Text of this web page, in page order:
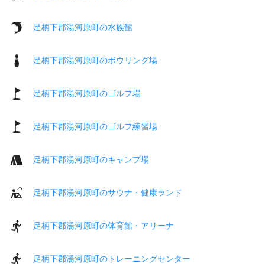
足柄下郡湯河原町の水族館
足柄下郡湯河原町のボウリング場
足柄下郡湯河原町のゴルフ場
足柄下郡湯河原町のゴルフ練習場
足柄下郡湯河原町のキャンプ場
足柄下郡湯河原町のサウナ・健康ランド
足柄下郡湯河原町の体育館・アリーナ
足柄下郡湯河原町のトレーニングセンター